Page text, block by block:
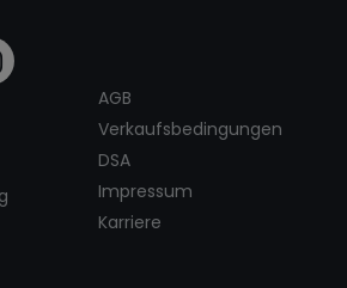
AGB
Verkaufsbedingungen
DSA
Impressum
Karriere